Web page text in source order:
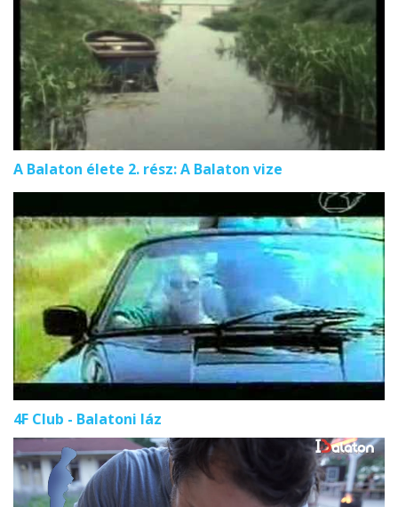
A Balaton élete 2. rész: A Balaton vize
4F Club - Balatoni láz